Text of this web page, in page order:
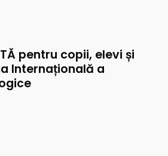
pentru copii, elevi și
Internațională a